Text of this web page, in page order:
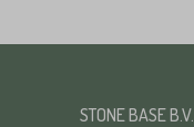
STONE BASE B.V.